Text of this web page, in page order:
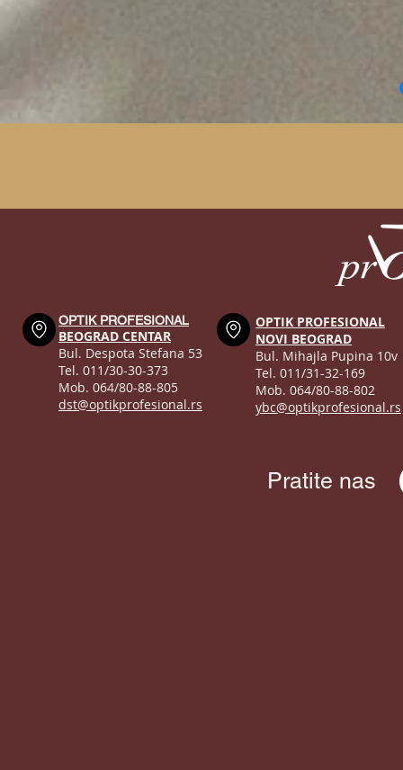
OPTIK PROFESIONAL
BEOGRAD CENTAR
Bul. Despota Stefana 53
Tel. 011/30-30-373
Mob. 064/80-88-805
dst@optikprofesional.rs
OPTIK PROFESIONAL
NOVI BEOGRAD
Bul. Mihajla Pupina 10v
Tel. 011/31-32-169
Mob. 064/80-88-802
ybc@optikprofesional.rs
Pratite nas